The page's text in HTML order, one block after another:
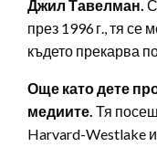
Джил Тавелман.
през 1996 г., тя се
където прекарва
Още като дете
медиите. Тя
Harvard-Westlake